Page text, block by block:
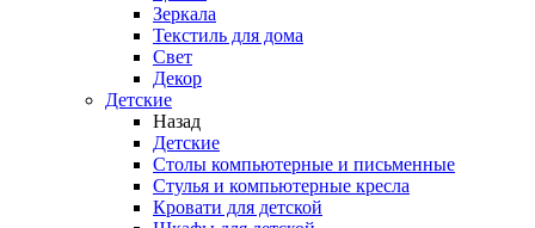
Зеркала
Текстиль для дома
Свет
Декор
Детские
Назад
Детские
Столы компьютерные и письменные
Стулья и компьютерные кресла
Кровати для детской